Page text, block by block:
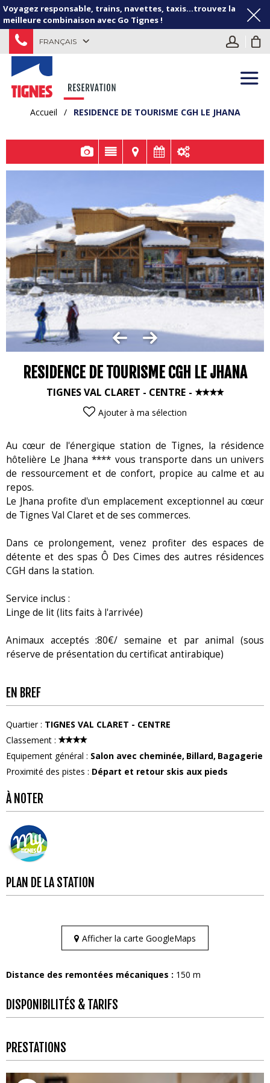
Voyagez responsable, trains, navettes, taxis...trouvez la
meilleure combinaison avec Go Tignes !
FRANÇAIS
Accueil / RESIDENCE DE TOURISME CGH LE JHANA
RESIDENCE DE TOURISME CGH LE JHANA
TIGNES VAL CLARET - CENTRE
Ajouter à ma sélection
Au cœur de l'énergique station de Tignes, la résidence
hôtelière Le Jhana **** vous transporte dans un univers
de ressourcement et de confort, propice au calme et au
repos.
Le Jhana profite d'un emplacement exceptionnel au cœur
de Tignes Val Claret et de ses commerces.
Dans ce prolongement, venez profiter des espaces de
détente et des spas Ô Des Cimes des autres résidences
CGH dans la station.
Service inclus :
Linge de lit (lits faits à l'arrivée)
Animaux acceptés :80€/ semaine et par animal (sous
réserve de présentation du certificat antirabique)
EN BREF
Quartier: TIGNES VAL CLARET - CENTRE
Classement :
Equipement général : Salon avec cheminée Billard Bagagerie
Proximité des pistes : Départ et retour skis aux pieds
À NOTER
PLAN DE LA STATION
Afficher la carte GoogleMaps
Distance des remontées mécaniques : 150 m
DISPONIBILITÉS & TARIFS
PRESTATIONS